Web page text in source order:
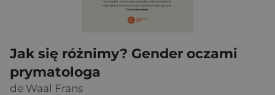
Jak się różnimy? Gender oczami
prymatologa
de Waal Frans